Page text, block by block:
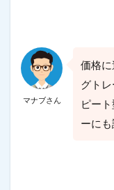
マナブさん
価格
グト
ピー
ーにも